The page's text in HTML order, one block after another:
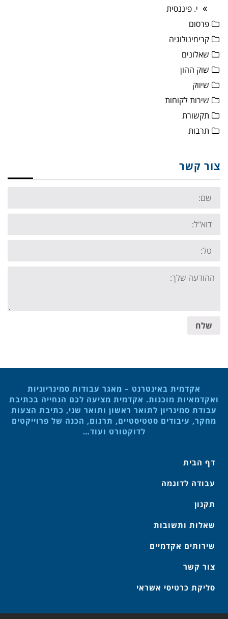
י. פיננסית
פרסום
קרימינולוגיה
שאלונים
שוק ההון
שיווק
שירות לקוחות
תקשורת
תרבות
צור קשר
Name:
Email:
Tel:
Your
message:
שלח
אקדמית באינטרנט – מאגר עבודות סמינריוניות
ואקדמאיות מוכנות. אקדמית מציעה לכם הנחייה בכתיבת
עבודת סמינריון לתואר ראשון ותואר שני, כתיבת הצעות
מחקר, עיבודים סטטיסטיים, תרגום, הכנה של פרוייקטים
לדוקטורט ועוד…
דף הבית
עבודה לדוגמה
תקנון
שאלות ותשובות
שירותים אקדמיים
צור קשר
סליקת כרטיסי אשראי